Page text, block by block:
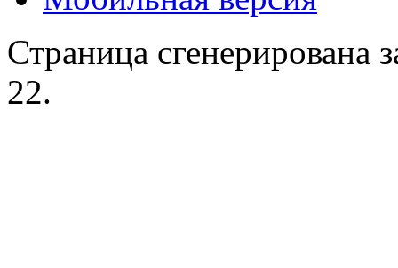
Страница сгенерирована
22.